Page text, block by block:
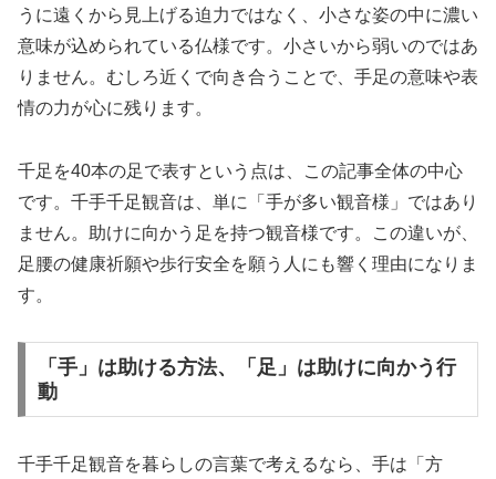
うに遠くから見上げる迫力ではなく、小さな姿の中に濃い
意味が込められている仏様です。小さいから弱いのではあ
りません。むしろ近くで向き合うことで、手足の意味や表
情の力が心に残ります。
千足を40本の足で表すという点は、この記事全体の中心
です。千手千足観音は、単に「手が多い観音様」ではあり
ません。助けに向かう足を持つ観音様です。この違いが、
足腰の健康祈願や歩行安全を願う人にも響く理由になりま
す。
「手」は助ける方法、「足」は助けに向かう行
動
千手千足観音を暮らしの言葉で考えるなら、手は「方